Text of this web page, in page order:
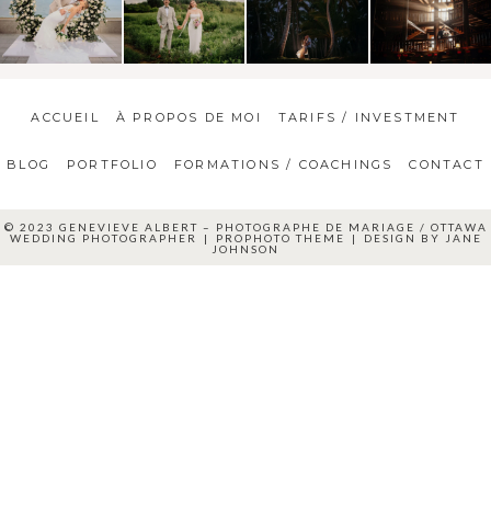
ACCUEIL À PROPOS DE MOI TARIFS / INVESTMENT
BLOG PORTFOLIO FORMATIONS / COACHINGS CONTACT
© 2023 GENEVIEVE ALBERT – PHOTOGRAPHE DE MARIAGE / OTTAWA
WEDDING PHOTOGRAPHER
| PROPHOTO THEME | DESIGN BY
JANE
JOHNSON